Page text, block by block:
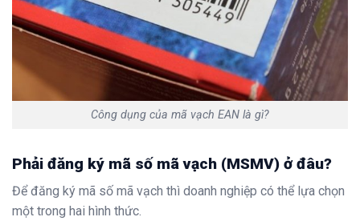
Công dụng của mã vạch EAN là gì?
Phải đăng ký mã số mã vạch (MSMV) ở đâu?
Để đăng ký mã số mã vạch thì doanh nghiệp có thể lựa chọn
một trong hai hình thức.